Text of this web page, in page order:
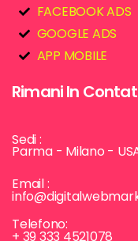
FACEBOOK ADS
GOOGLE ADS
APP MOBILE
Rimani In
Sedi :
Parma - Milano -
Email :
Telefono:
+ 39 333 4521078